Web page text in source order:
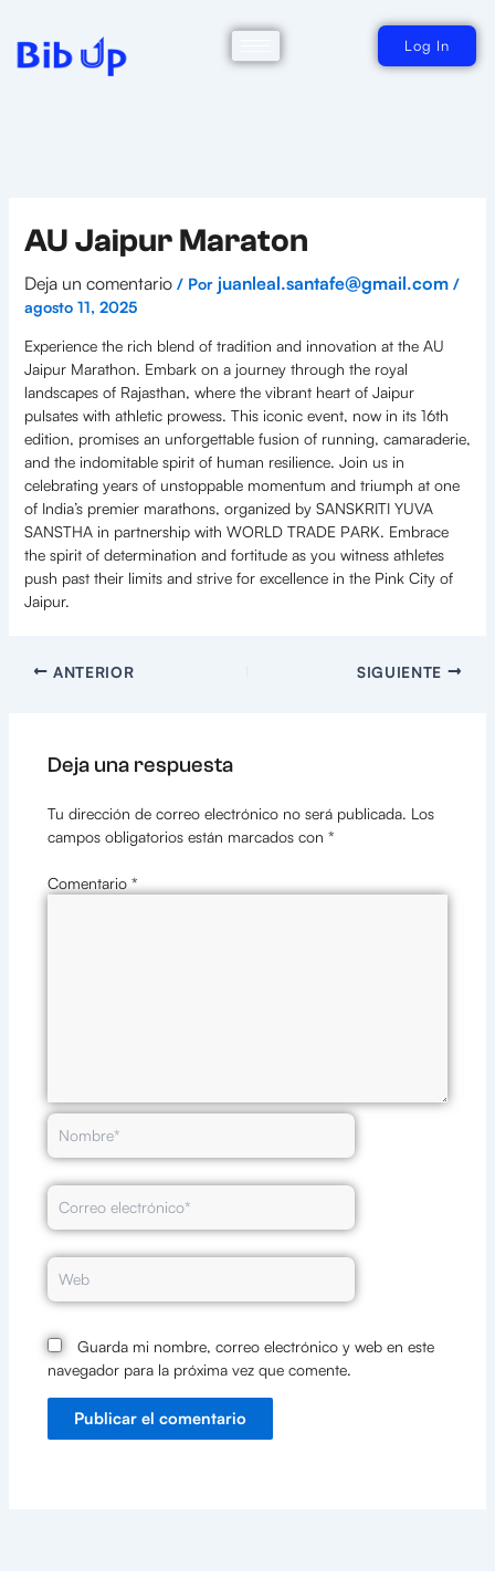
contenido
Log In
AU Jaipur Maraton
Deja un comentario / Por juanleal.santafe@gmail.com /
agosto 11, 2025
Experience the rich blend of tradition and innovation at the AU
Jaipur Marathon. Embark on a journey through the royal
landscapes of Rajasthan, where the vibrant heart of Jaipur
pulsates with athletic prowess. This iconic event, now in its 16th
edition, promises an unforgettable fusion of running, camaraderie,
and the indomitable spirit of human resilience. Join us in
celebrating years of unstoppable momentum and triumph at one
of India’s premier marathons, organized by SANSKRITI YUVA
SANSTHA in partnership with WORLD TRADE PARK. Embrace
the spirit of determination and fortitude as you witness athletes
push past their limits and strive for excellence in the Pink City of
Jaipur.
ANTERIOR SIGUIENTE
Deja una respuesta
Tu dirección de correo electrónico no será publicada. Los
campos obligatorios están marcados con *
Comentario *
Nombre*
Correo
electrónico*
Web
Guarda mi nombre, correo electrónico y web en este
navegador para la próxima vez que comente.